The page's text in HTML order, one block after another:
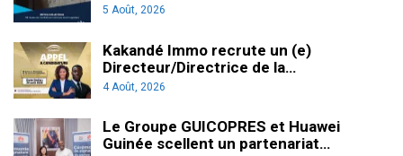
5 Août, 2026
Kakandé Immo recrute un (e)
Directeur/Directrice de la…
4 Août, 2026
Le Groupe GUICOPRES et Huawei
Guinée scellent un partenariat…